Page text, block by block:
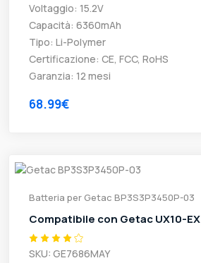
Voltaggio: 15.2V
Capacità: 6360mAh
Tipo: Li-Polymer
Certificazione: CE, FCC, RoHS
Garanzia: 12 mesi
68.99€
Batteria per Getac BP3S3P3450P-03
Compatibile con Getac UX10-EX
SKU: GE7686MAY